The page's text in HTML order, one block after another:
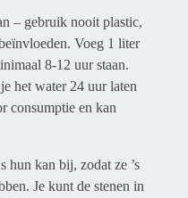
– gebruik nooit plastic,
Voeg 1 liter
8-12 uur staan.
het water 24 uur laten
consumptie en kan
hun kan bij, zodat ze ’s
Je kunt de stenen in